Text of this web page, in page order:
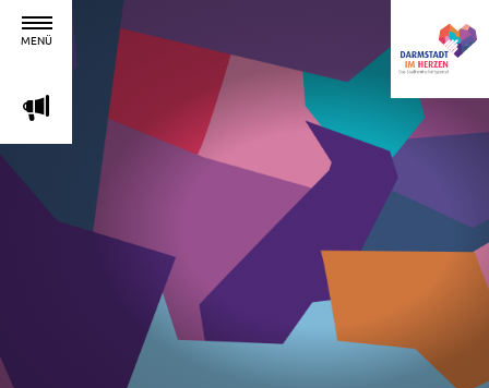
MENÜ
m